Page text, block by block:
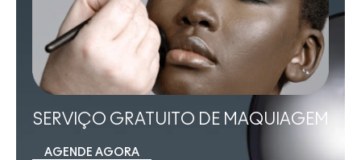
SERVIÇO GRATUITO DE MAQUIAGEM
AGENDE AGORA